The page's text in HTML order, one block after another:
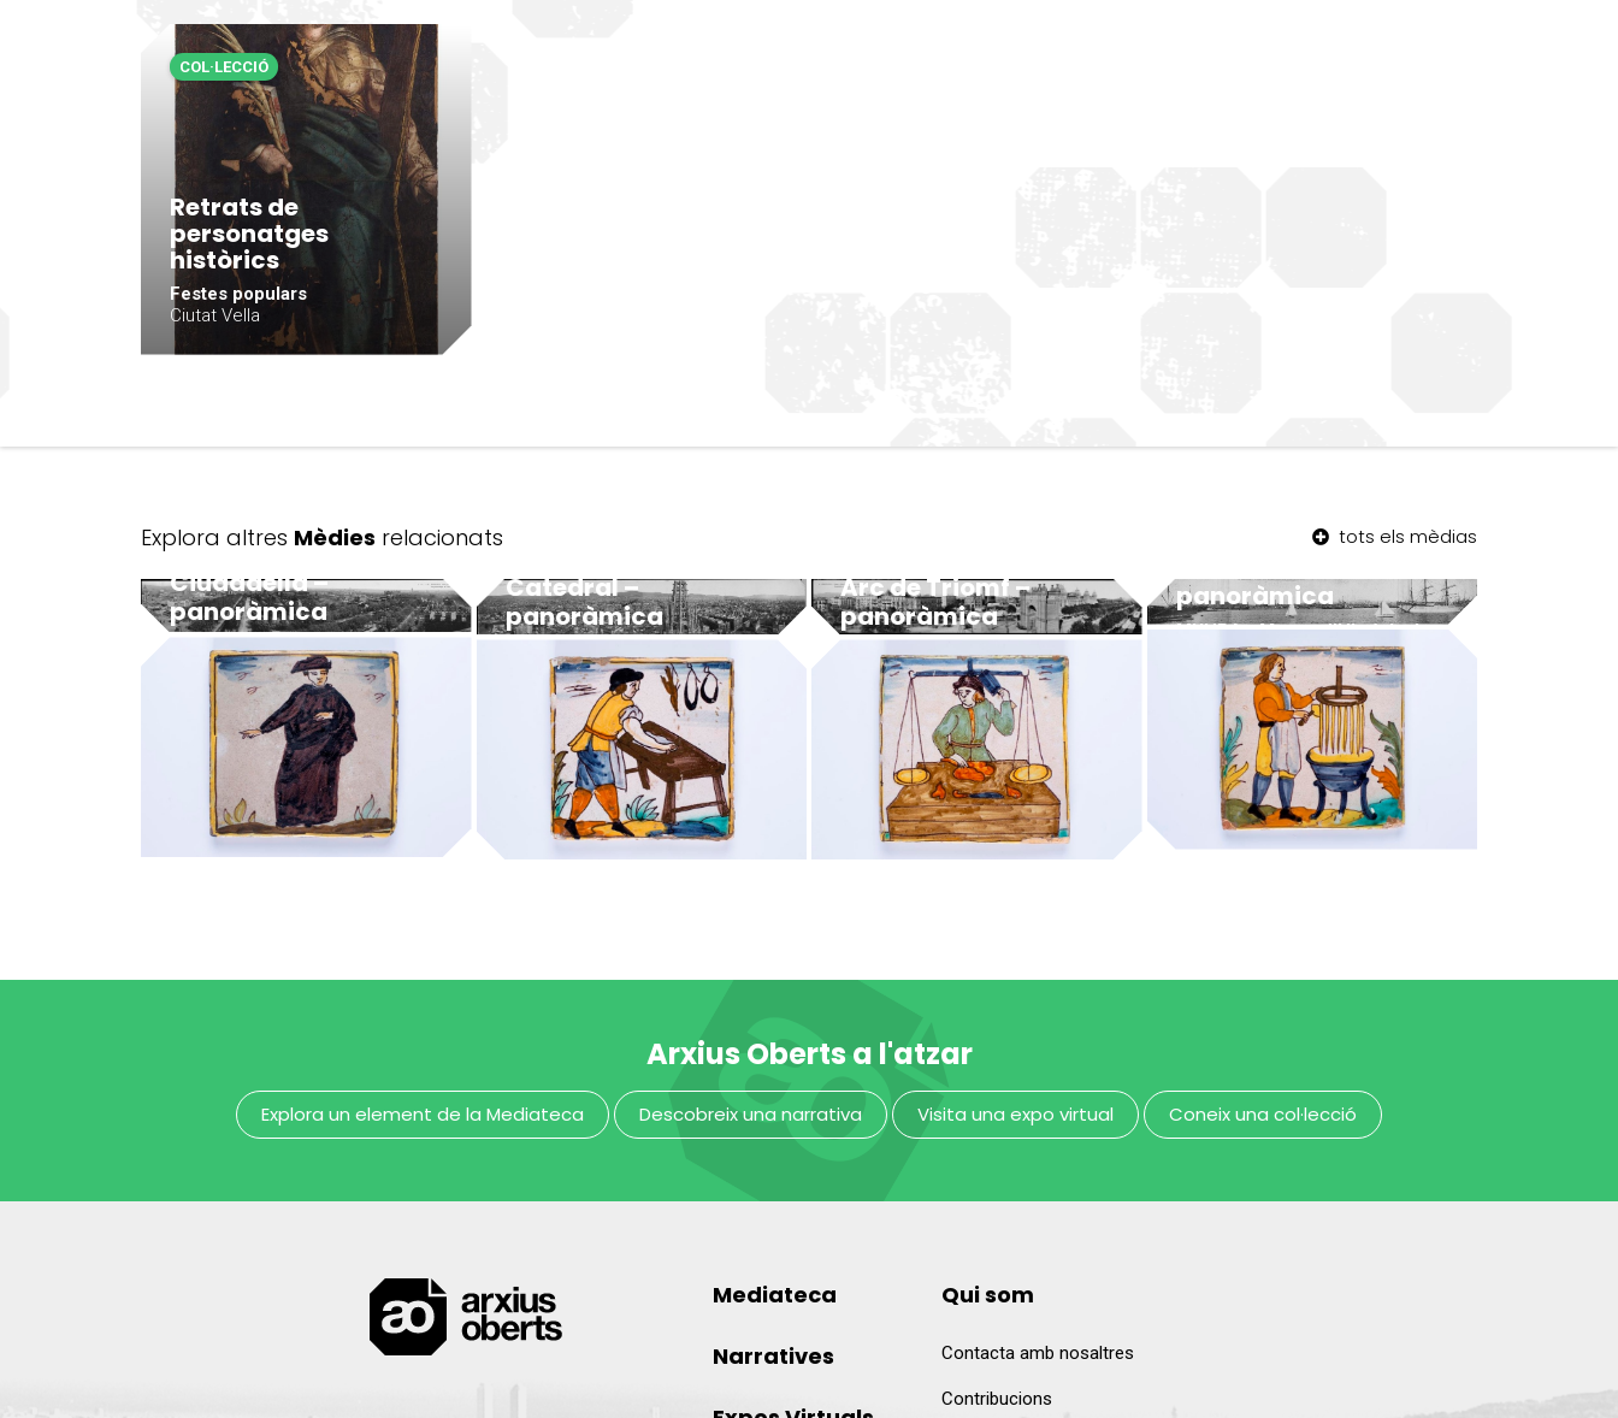
Retrats de
personatges
històrics
Festes populars
Ciutat Vella
COL·LECCIÓ
Explora altres Mèdies relacionats tots els mèdias
Ciudadella –
panoràmica
Catedral –
panoràmica
Arc de Triomf –
panoràmica
panoràmica
MUHBA - Museu d'Història de Barcelona
MUHBA - Museu d'Història de Barcelona
Arxius Oberts a l'atzar
Explora un element de la Mediateca Descobreix una narrativa Visita una expo virtual Coneix una col·lecció
Mediateca
Narratives
Qui som
Contacta amb nosaltres
Contribucions